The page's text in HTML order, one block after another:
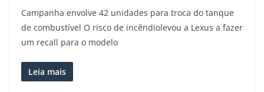
Campanha envolve 42 unidades para troca do tanque
de combustível O risco de incêndiolevou a Lexus a fazer
um recall para o modelo
Leia mais